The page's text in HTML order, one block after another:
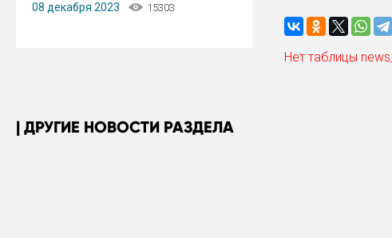
заслуженного мастера спорта,
08 декабря 2023 15303
Нет таблицы
ДРУГИЕ НОВОСТИ РАЗДЕЛА